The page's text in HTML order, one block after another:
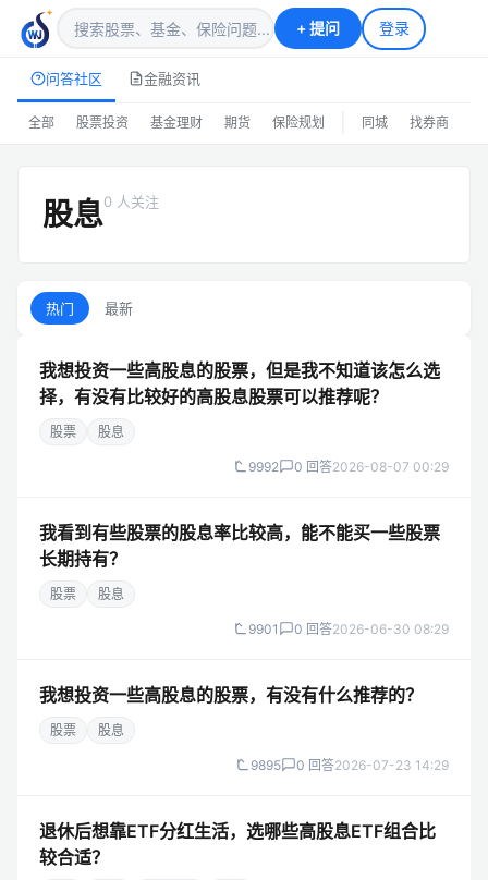
+提问 登录
问答社区 金融资讯
全部 股票投资 基金理财 期货 保险规划 同城 找券商
股息0 人关注
热门 最新
我想投资一些高股息的股票，但是我不知道该怎么选
择，有没有比较好的高股息股票可以推荐呢？
股票 股息
9992 0 回答2026-08-07 00:29
我看到有些股票的股息率比较高，能不能买一些股票
长期持有？
股票 股息
9901 0 回答2026-06-30 08:29
我想投资一些高股息的股票，有没有什么推荐的？
股票 股息
9895 0 回答2026-07-23 14:29
退休后想靠ETF分红生活，选哪些高股息ETF组合比
较合适？